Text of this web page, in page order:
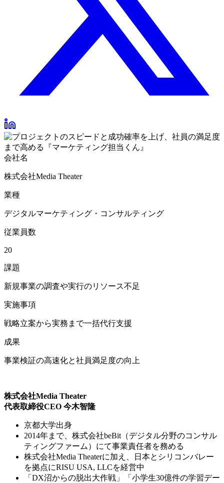
会社名
株式会社Media Theater
業種
デジタルマーケティング・コンサルティング
従業員数
20
課題
新規事業の調査や実行のリソース不足
実施事項
戦略立案から実務まで一括代行支援
成果
事業検証の高速化と社員満足度の向上
株式会社Media Theater
代表取締役CEO 今木智隆
京都大学出身
2014年まで、株式会社beBit（デジタル分野のコンサル
ティングファーム）にて事業責任者を務める
株式会社Media Theaterに加え、日本とシリコンバレー
を拠点にRISU USA, LLCを経営中
「DX沼からの脱出大作戦」「小学生30億件の学習デー